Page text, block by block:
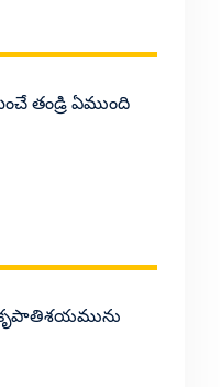
తండ్రి ఏముంది